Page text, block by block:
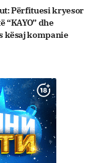
Përfituesi kryesor
“KAYO” dhe
kësaj kompanie